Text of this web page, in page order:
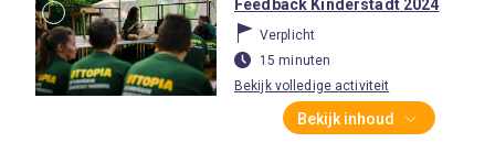
Feedback Kinderstadt 2024
Verplicht
15 minuten
Bekijk volledige activiteit
Bekijk inhoud